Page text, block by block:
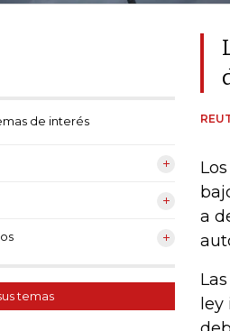
de interés
temas
a